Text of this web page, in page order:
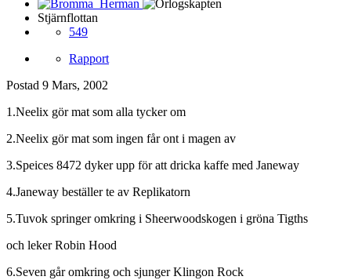
Stjärnflottan
549
Rapport
Postad 9 Mars, 2002
1.Neelix gör mat som alla tycker om
2.Neelix gör mat som ingen får ont i magen av
3.Speices 8472 dyker upp för att dricka kaffe med Janeway
4.Janeway beställer te av Replikatorn
5.Tuvok springer omkring i Sheerwoodskogen i gröna Tigths
och leker Robin Hood
6.Seven går omkring och sjunger Klingon Rock